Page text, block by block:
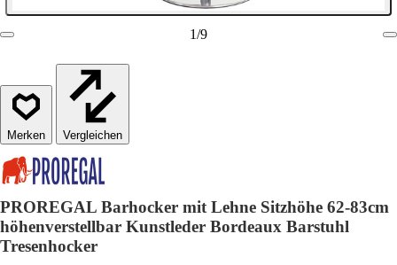
1/9
Vergleichen
PROREGAL Barhocker mit Lehne Sitzhöhe 62-83cm
höhenverstellbar Kunstleder Bordeaux Barstuhl
Tresenhocker